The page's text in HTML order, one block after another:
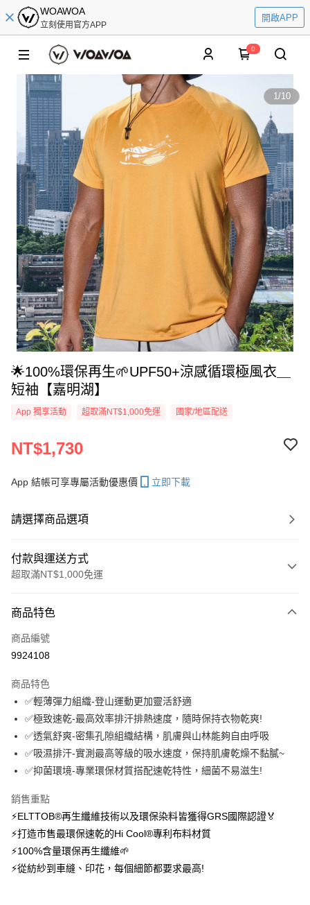
WOAWOA
立刻使用官方APP
開啟APP
0
1/10
🌟100%環保再生🌱UPF50+涼感循環極風衣＿
短袖【嘉明湖】
App 獨享活動 超取滿NT$1,000免運 國家/地區配送
NT$1,730
App 結帳可享專屬活動優惠價 立即下載
請選擇商品選項
付款與運送方式
超取滿NT$1,000免運
信用卡一次付款
信用卡分期付款
合作金庫商業銀行
華南商業銀行
彰化商業銀行
上海商業儲蓄銀行
台北富邦商業銀行
國泰世華商業銀行
兆豐國際商業銀行
臺灣中小企業銀行
台中商業銀行
匯豐（台灣）商業銀行
華泰商業銀行
聯邦商業銀行
遠東國際商業銀行
元大商業銀行
台新國際商業銀行
中國信託商業銀行
台灣樂天信用卡公司
6 期 0 利率 每期
華南商業銀行
彰化商業銀行
上海商業儲蓄銀行
台北富邦商業銀行
國泰世華商業銀行
兆豐國際商業銀行
臺灣中小企業銀行
台中商業銀行
聯邦商業銀行
元大商業銀行
永豐商業銀行
玉山商業銀行
星展（台灣）商業銀行
台灣樂天信用卡公司
12 期 0 利率 每期 NT$144
合作金庫商業銀行
第一商業銀行
上海商業儲蓄銀行
台北富邦商業銀行
國泰世華商業銀行
兆豐國際商業銀行
匯豐（台灣）商業銀行
聯邦商業銀行
遠東國際商業銀行
元大商業銀行
永豐商業銀行
玉山商業銀行
台新國際商業銀行
中國信託商業銀行
台灣樂天信用卡公司
24 期 0 利率 每期NT$72 20家銀行
合作金庫商業銀行
第一商業銀行
華南商業銀行
彰化商業銀行
兆豐國際商業銀行
台中商業銀行
匯豐（台灣）商業銀行
華泰商業銀行
聯邦商業銀行
遠東國際商業銀行
元大商業銀行
永豐商業銀行
星展（台灣）商業銀行
台新國際商業銀行
超商取貨付款
Apple Pay
悠遊付
大哥付你分期
相關說明
商品特色
商品編號
9924108
商品特色
✅輕薄彈力組織-登山運動更加靈活舒適
✅極致速乾-最高效率排汗排熱速度，隨時保持衣物乾爽!
✅透氣舒爽-密集孔隙組織結構，肌膚與山林能夠自由呼吸
✅吸濕排汗-實測最高等級的吸水速度，保持肌膚乾燥不黏膩~
✅抑菌環境-專業環保材質搭配速乾特性，細菌不易滋生!
銷售重點
⚡ELTTOB®再生纖維技術以及環保染料皆獲得GRS國際認證🏅
⚡打造市售最環保速乾的Hi Cool®專利布料材質
⚡100%含量環保再生纖維🌱
⚡從紡紗到車縫、印花，每個細節都要求最高!